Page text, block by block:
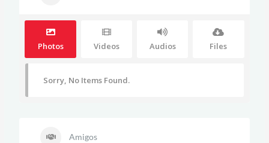
Photos Videos Audios Files
Sorry, No Items Found.
Amigos